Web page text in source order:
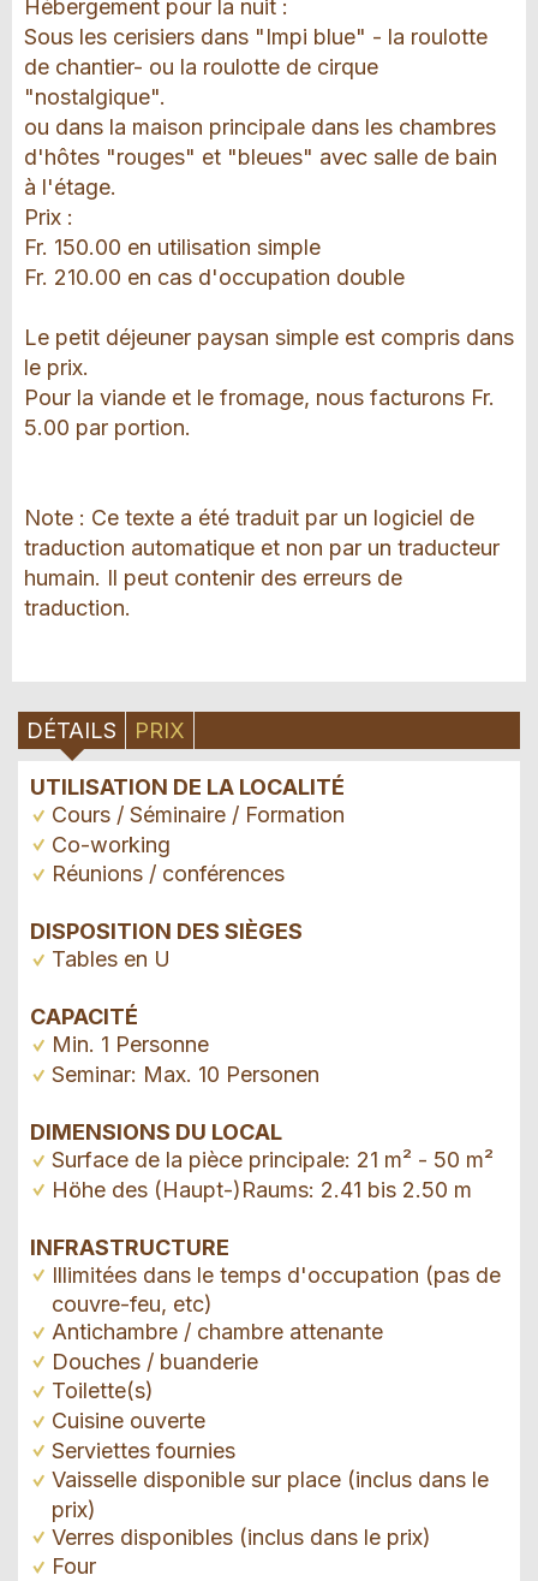
Hébergement pour la nuit :
Sous les cerisiers dans "Impi blue" - la roulotte
de chantier- ou la roulotte de cirque
"nostalgique".
ou dans la maison principale dans les chambres
d'hôtes "rouges" et "bleues" avec salle de bain
à l'étage.
Prix :
Fr. 150.00 en utilisation simple
Fr. 210.00 en cas d'occupation double
Le petit déjeuner paysan simple est compris dans
le prix.
Pour la viande et le fromage, nous facturons Fr.
5.00 par portion.
Note : Ce texte a été traduit par un logiciel de
traduction automatique et non par un traducteur
humain. Il peut contenir des erreurs de
traduction.
DÉTAILS PRIX
UTILISATION DE LA LOCALITÉ
Cours / Séminaire / Formation
Co-working
Réunions / conférences
DISPOSITION DES SIÈGES
Tables en U
CAPACITÉ
Min. 1 Personne
Seminar: Max. 10 Personen
DIMENSIONS DU LOCAL
Surface de la pièce principale: 21 m² - 50 m²
Höhe des (Haupt-)Raums: 2.41 bis 2.50 m
INFRASTRUCTURE
Illimitées dans le temps d'occupation (pas de
couvre-feu, etc)
Antichambre / chambre attenante
Douches / buanderie
Toilette(s)
Cuisine ouverte
Serviettes fournies
Vaisselle disponible sur place (inclus dans le
prix)
Verres disponibles (inclus dans le prix)
Four